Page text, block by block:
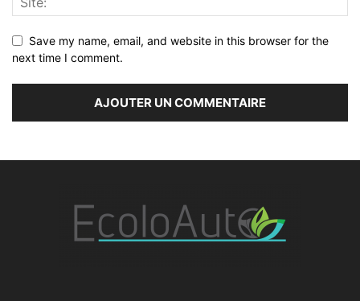
Save my name, email, and website in this browser for the
next time I comment.